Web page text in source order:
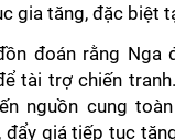
gia tăng, đặc biệt
đoán rằng Nga
tài trợ chiến
nguồn cung
giá tiếp tục